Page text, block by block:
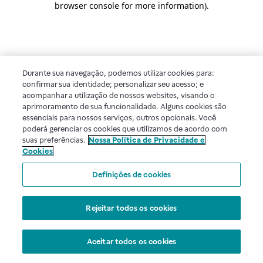
browser console for more information).
Durante sua navegação, podemos utilizar cookies para:
confirmar sua identidade; personalizar seu acesso; e
acompanhar a utilização de nossos websites, visando o
aprimoramento de sua funcionalidade. Alguns cookies são
essenciais para nossos serviços, outros opcionais. Você
poderá gerenciar os cookies que utilizamos de acordo com
suas preferências. Nossa Política de Privacidade e
Cookies
Definições de cookies
Rejeitar todos os cookies
Aceitar todos os cookies